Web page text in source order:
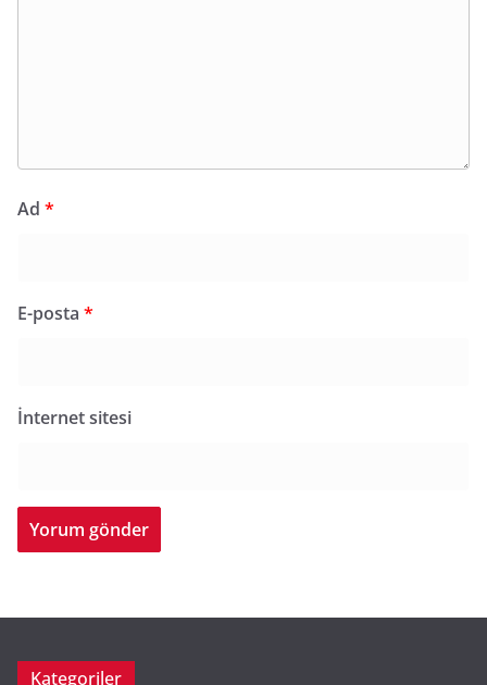
Ad *
E-posta *
İnternet sitesi
Kategoriler